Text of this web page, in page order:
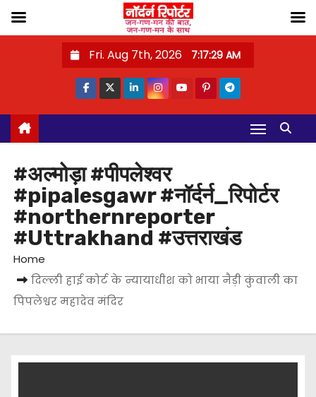
o
Fri. Aug 7th, 2026 7:17:30 AM
#अल्मोड़ा #पीपलेश्वर
#pipalesgawr #नॉर्दर्न_रिपोर्टर
#northernreporter
#Uttrakhand #उत्तराखंड
Home
दिल्ली हाई कोर्ट के न्यायाधीश को भाया नैड़ी कुंवाली का
पिपलेश्वर महादेव मंदिर